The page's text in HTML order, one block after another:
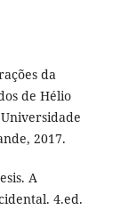
da
de Hélio
2017.
A
4.ed.